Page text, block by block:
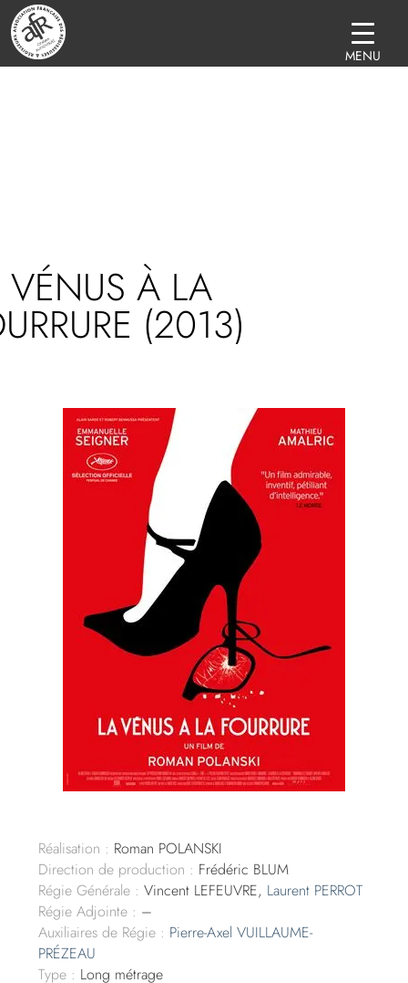
À LA
(2013)
Réalisation : Roman POLANSKI
Direction de production : Frédéric BLUM
Régie Générale : Vincent LEFEUVRE, Laurent PERROT
Régie Adjointe : –
Auxiliaires de Régie : Pierre-Axel VUILLAUME-
PRÉZEAU
Type : Long métrage
MENU